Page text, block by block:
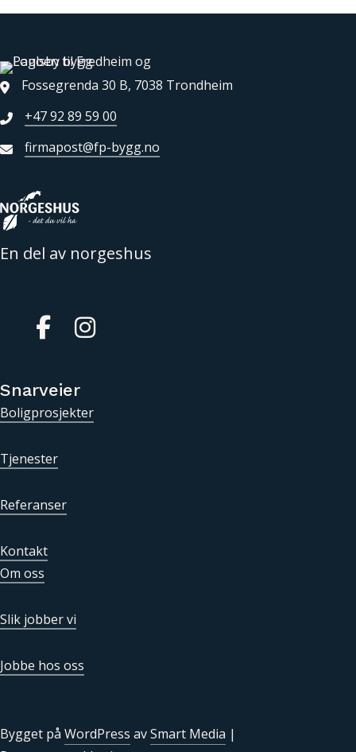
Fossegrenda 30 B, 7038 Trondheim
+47 92 89 59 00
firmapost@fp-bygg.no
En del av norgeshus
Gå til vår Facebook
Gå til vår Instagram
Snarveier
Boligprosjekter
Tjenester
Referanser
Kontakt
Om oss
Slik jobber vi
Jobbe hos oss
Bygget på WordPress avSmart Media |